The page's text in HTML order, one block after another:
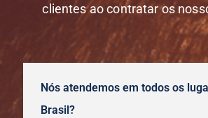
clientes ao contratar os
Nós atendemos em todos os
Brasil?